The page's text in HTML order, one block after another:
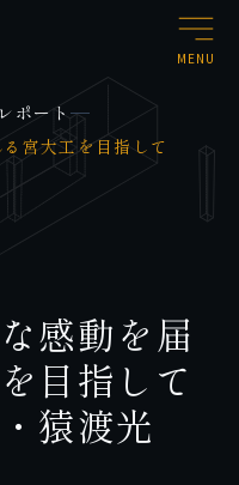
MENU
ポート
宮大工を目指して
感動を届
目指して
猿渡光